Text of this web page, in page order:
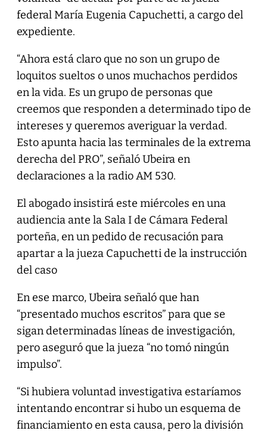
federal María Eugenia Capuchetti, a cargo del
expediente.
“Ahora está claro que no son un grupo de
loquitos sueltos o unos muchachos perdidos
en la vida. Es un grupo de personas que
creemos que responden a determinado tipo de
intereses y queremos averiguar la verdad.
Esto apunta hacia las terminales de la extrema
derecha del PRO”, señaló Ubeira en
declaraciones a la radio AM 530.
El abogado insistirá este miércoles en una
audiencia ante la Sala I de Cámara Federal
porteña, en un pedido de recusación para
apartar a la jueza Capuchetti de la instrucción
del caso
En ese marco, Ubeira señaló que han
“presentado muchos escritos” para que se
sigan determinadas líneas de investigación,
pero aseguró que la jueza “no tomó ningún
impulso”.
“Si hubiera voluntad investigativa estaríamos
intentando encontrar si hubo un esquema de
financiamiento en esta causa, pero la división